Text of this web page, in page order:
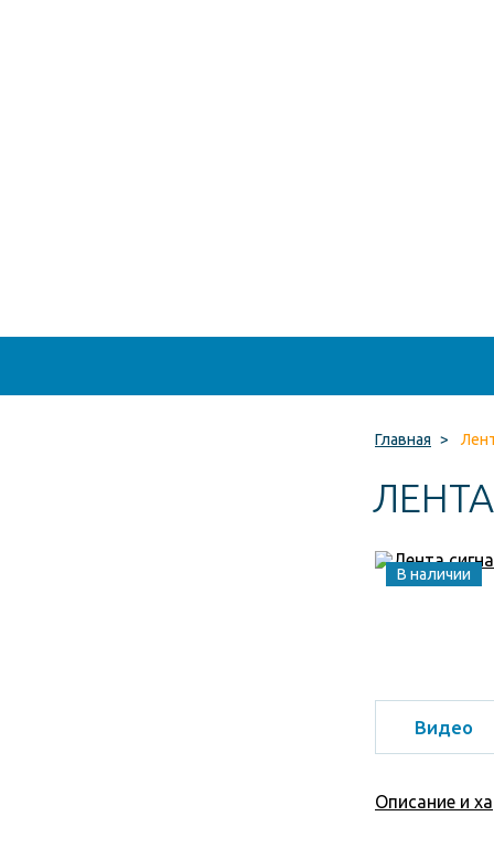
Главная >
В наличии
Видео
Описание и